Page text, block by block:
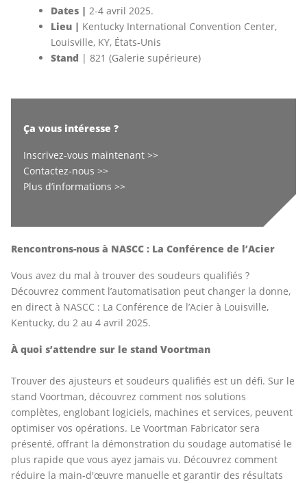
Dates | 2-4 avril 2025.
Lieu | Kentucky International Convention Center,
Louisville, KY, États-Unis
Stand | 821 (Galerie supérieure)
Ça vous intéresse ?
Inscrivez-vous maintenant >>
Contactez-nous >>
Plus d’informations >>
Rencontrons-nous à NASCC : La Conférence de l’Acier
Vous avez du mal à trouver des soudeurs qualifiés ?
Découvrez comment l’automatisation peut changer la donne,
en direct à NASCC : La Conférence de l’Acier à Louisville,
Kentucky, du 2 au 4 avril 2025.
À quoi s’attendre sur le stand Voortman
Trouver des ajusteurs et soudeurs qualifiés est un défi. Sur le
stand Voortman, découvrez comment nos solutions
complètes, englobant logiciels, machines et services, peuvent
optimiser vos opérations. Le Voortman Fabricator sera
présenté, offrant la démonstration du soudage automatisé le
plus rapide que vous ayez jamais vu. Découvrez comment
réduire la main-d'œuvre manuelle et garantir des résultats